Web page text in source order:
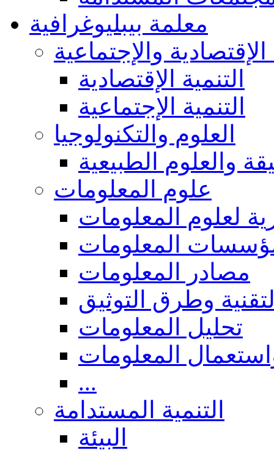
معلمة بيبليوغرافية
الإقتصادية والإجتماعية
التنمية الإقتصادية
التنمية الإجتماعية
العلوم والتكنولوجيا
والعلوم الطبيعية
علوم المعلومات
لعلوم المعلومات
المعلومات
مصادر المعلومات
وطرق التوثيق
تحليل المعلومات
المعلومات
...
التنمية المستدامة
البيئة